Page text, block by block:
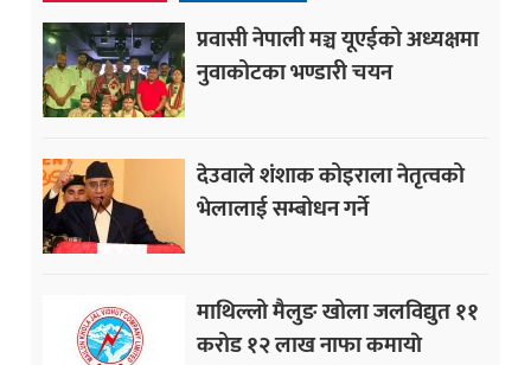
प्रवासी नेपाली मञ्च यूएईको अध्यक्षमा
नुवाकोटका भण्डारी चयन
देउवाले शंशाक कोइराला नेतृत्वको
भेलालाई सम्बोधन गर्ने
माथिल्लो मैलुङ खोला जलविद्युत ११
करोड १२ लाख नाफा कमायाे